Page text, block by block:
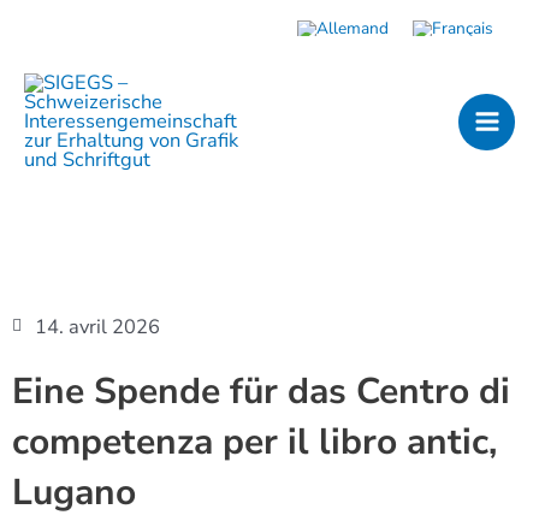
contenu
14. avril 2026
Eine Spende für das Centro di
competenza per il libro antic,
Lugano